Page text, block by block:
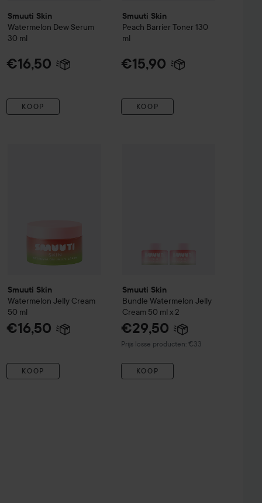
Smuuti Skin
Watermelon Dew Serum
30 ml
€16,50
KOOP
Smuuti Skin
Peach Barrier Toner 130
ml
€15,90
KOOP
Smuuti Skin
Watermelon Jelly Cream
50 ml
€16,50
KOOP
Smuuti Skin
Bundle Watermelon Jelly
Cream 50 ml x 2
€29,50
Prijs losse producten: €33
KOOP